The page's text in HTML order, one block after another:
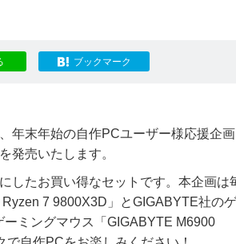
ブックマーク
年末年始の自作PCユーザー様応援企画
発売いたします。
したお買い得なセットです。本企画は
7 9800X3D」とGIGABYTE社のゲ
ミングマウス「GIGABYTE M6900